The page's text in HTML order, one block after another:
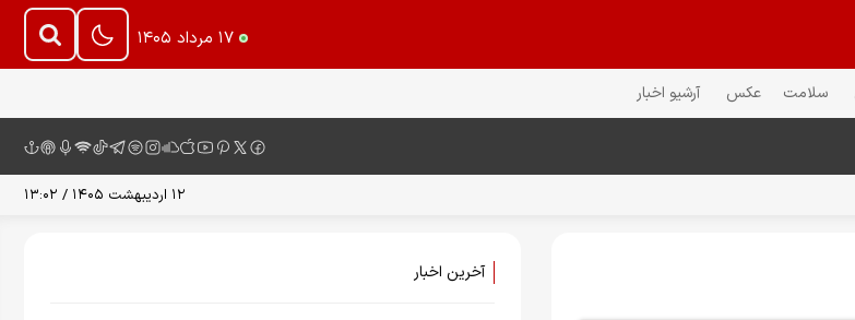
۱۷ مرداد ۱۴۰۵
سلامت عکس آرشیو اخبار
۱۲ اردیبهشت ۱۴۰۵ / ۱۳:۰۲
آخرین اخبار